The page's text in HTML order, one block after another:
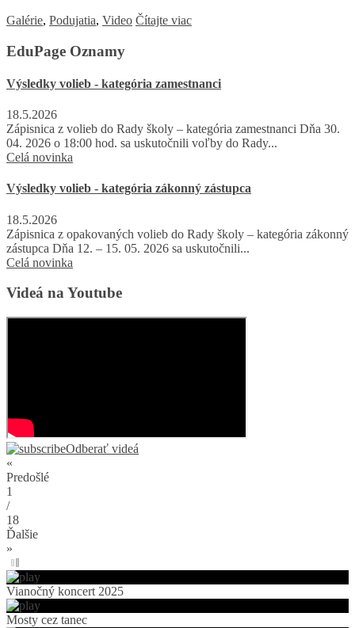
Galérie, Podujatia, Video Čítajte viac
EduPage Oznamy
Výsledky volieb - kategória zamestnanci
18.5.2026
Zápisnica z volieb do Rady školy – kategória zamestnanci Dňa 30.
04. 2026 o 18:00 hod. sa uskutočnili voľby do Rady...
Celá novinka
Výsledky volieb - kategória zákonný zástupca
18.5.2026
Zápisnica z opakovaných volieb do Rady školy – kategória zákonný
zástupca Dňa 12. – 15. 05. 2026 sa uskutočnili...
Celá novinka
Videá na Youtube
Odberať videá
«
Predošlé
1
/
18
Ďalšie
»
Vianočný koncert 2025
Mosty cez tanec